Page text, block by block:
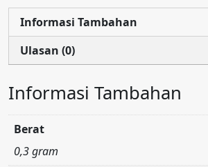
Informasi Tambahan
Ulasan (0)
Informasi Tambahan
Berat
0,3 gram